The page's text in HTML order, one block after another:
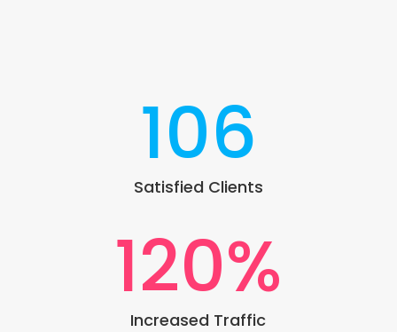
106
Satisfied Clients
120%
Increased Traffic